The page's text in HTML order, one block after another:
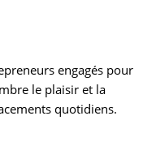
engagés pour
le plaisir et la
quotidiens.